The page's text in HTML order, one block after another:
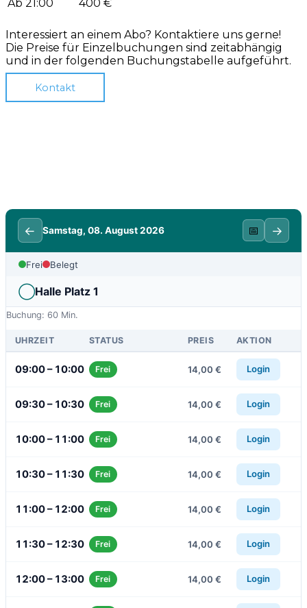
Ab 21:00
400 €
Interessiert an einem Abo? Kontaktiere uns gerne!
Die Preise für Einzelbuchungen sind zeitabhängig
und in der folgenden Buchungstabelle aufgeführt.
Kontakt
← Samstag, 08. August 2026 📅 →
Frei Belegt
◯Halle Platz 1
Buchung: 60 Min.
UHRZEIT STATUS PREIS AKTION
09:00 – 10:00 Frei 14,00 € Login
09:30 – 10:30 Frei 14,00 € Login
10:00 – 11:00 Frei 14,00 € Login
10:30 – 11:30 Frei 14,00 € Login
11:00 – 12:00 Frei 14,00 € Login
11:30 – 12:30 Frei 14,00 € Login
12:00 – 13:00 Frei 14,00 € Login